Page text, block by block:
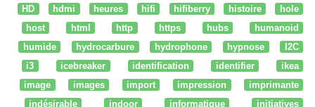
HD
hdmi heures hifi hifiberry histoire
hole
host
html http https hubs
humanoid
humide
hydrocarbure hydrophone hypnose
I2C
i3
icebreaker identification identifier
ikea
image
images import impression
imprimante
indésirable
indoor informatique initiatives